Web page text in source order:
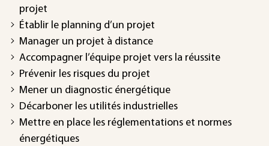
projet
Établir le planning d’un projet
Manager un projet à distance
Accompagner l’équipe projet vers la réussite
Prévenir les risques du projet
Mener un diagnostic énergétique
Décarboner les utilités industrielles
Mettre en place les réglementations et normes
énergétiques